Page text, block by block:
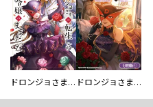
ドロンジョさまは転生しても悪役令嬢のままだった ドロンジョさまは転生しても悪役令嬢のままだった【分冊版】